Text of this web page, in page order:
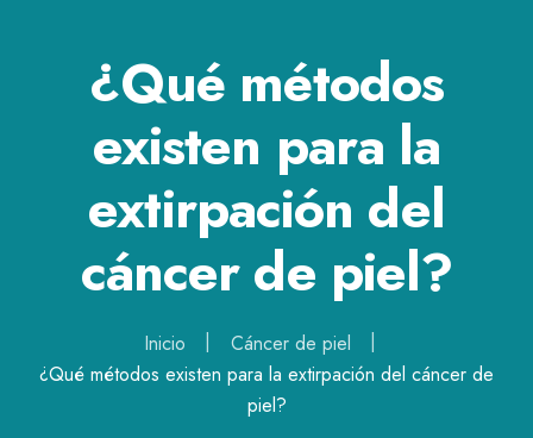
¿Qué métodos
existen para la
extirpación del
cáncer de piel?
Inicio
Cáncer de piel
¿Qué métodos existen para la extirpación del cáncer de
piel?